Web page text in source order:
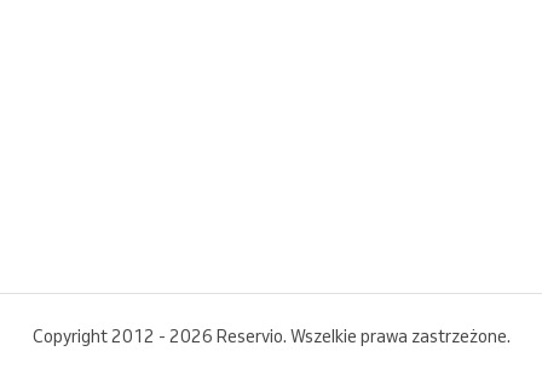
Copyright 2012 - 2026 Reservio. Wszelkie prawa zastrzeżone.